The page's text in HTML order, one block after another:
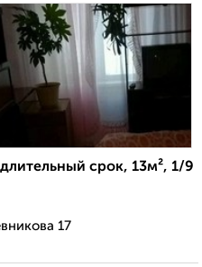
срок, 13м², 1/9
17